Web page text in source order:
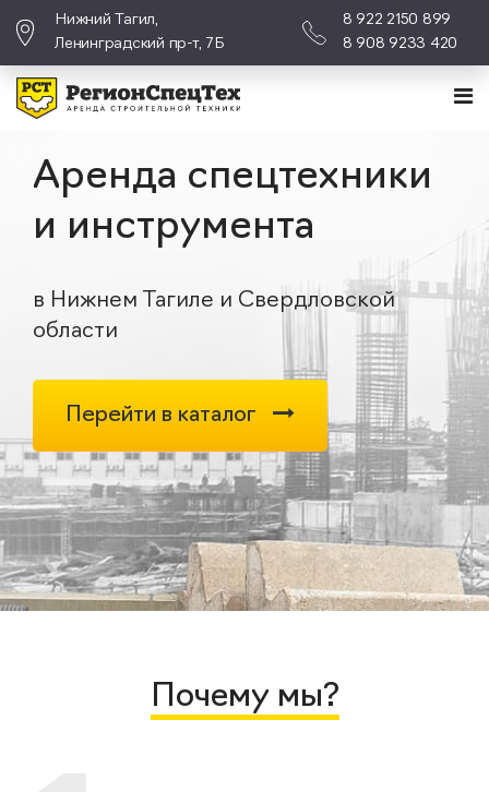
Нижний Тагил,
Ленинградский пр-т, 7Б
8 922 2150 899
8 908 9233 420
Аренда спецтехники
и инструмента
в Нижнем Тагиле и Свердловской
области
Перейти в каталог
Почему мы?